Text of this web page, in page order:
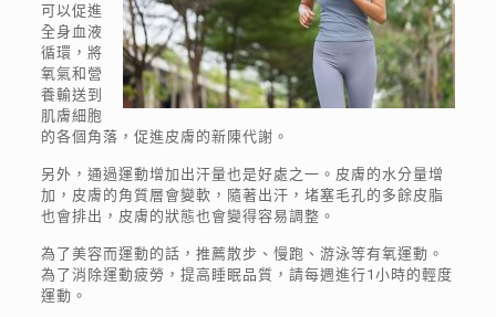
可以促進
全身血液
循環，將
氧氣和營
養輸送到
肌膚細胞
的各個角落，促進皮膚的新陳代謝。
另外，通過運動增加出汗量也是好處之一。皮膚的水分量增
加，皮膚的角質層會變軟，隨著出汗，堵塞毛孔的多餘皮脂
也會排出，皮膚的狀態也會變得容易調整。
為了美容而運動的話，推薦散步、慢跑、游泳等有氧運動。
為了消除運動疲勞，提高睡眠品質，請每週進行1小時的輕度
運動。